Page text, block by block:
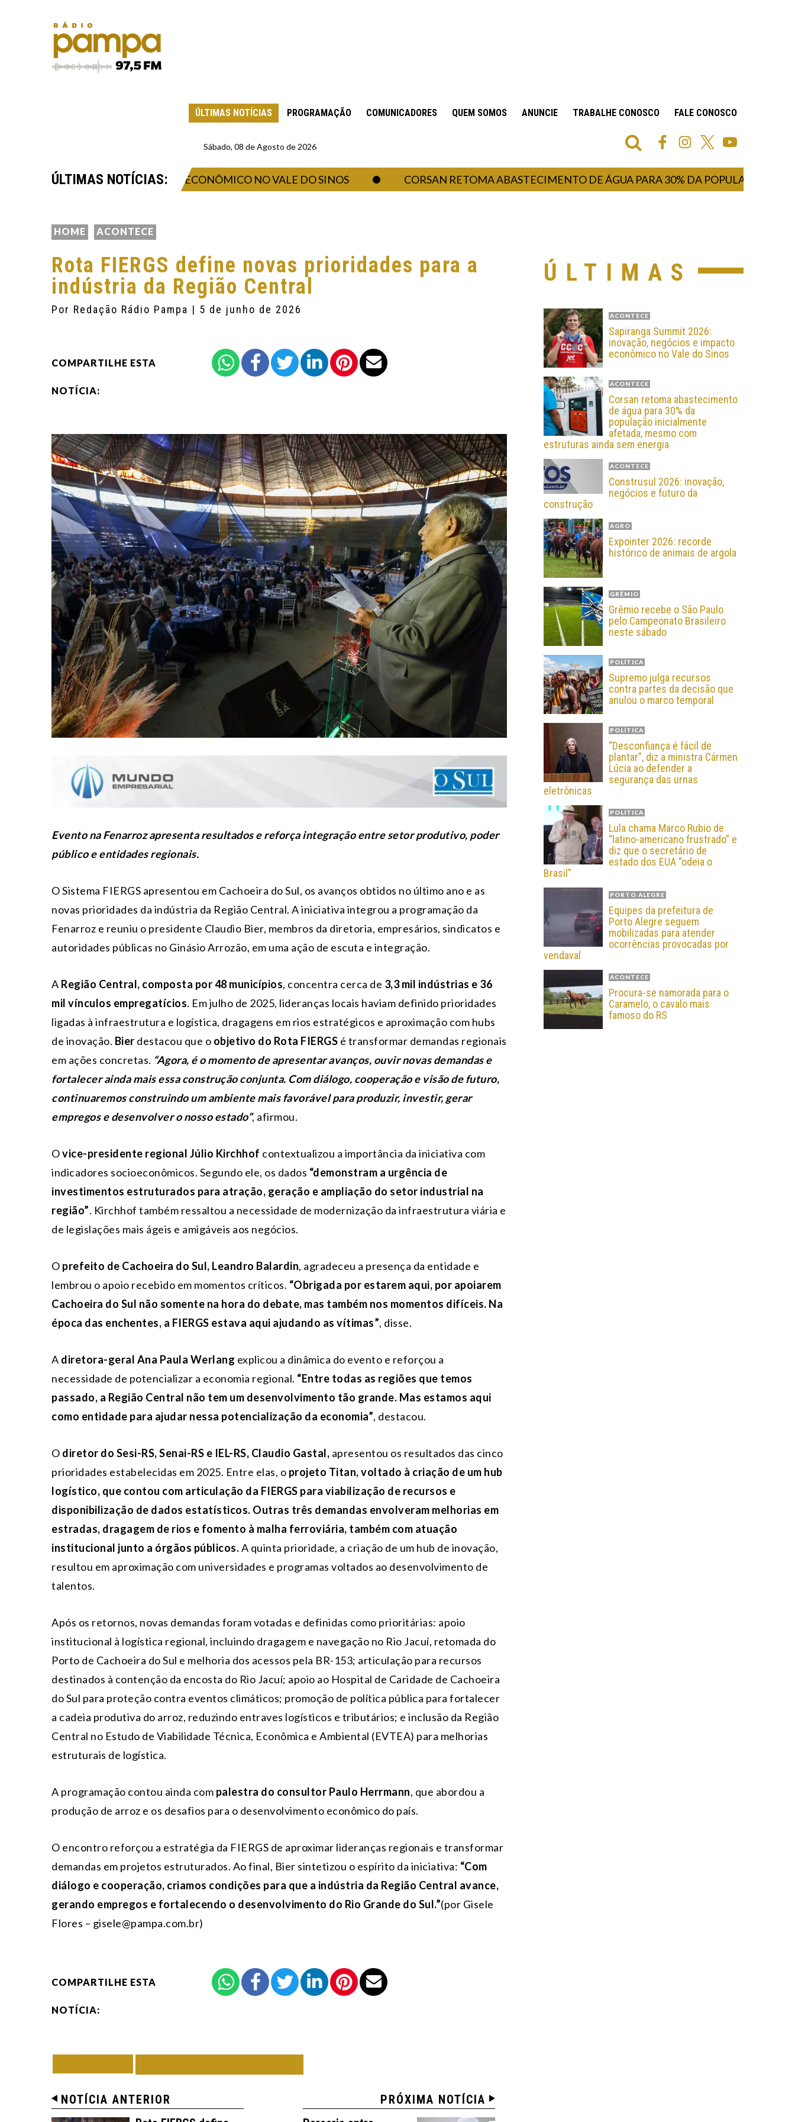
ÚLTIMAS NOTÍCIAS PROGRAMAÇÃO COMUNICADORES QUEM SOMOS ANUNCIE TRABALHE CONOSCO FALE CONOSCO
Sábado, 08 de Agosto de 2026
ÚLTIMAS NOTÍCIAS:
NEGÓCIOS E IMPACTO ECONÔMICO NO VALE DO SINOS CORSAN RETOMA ABASTECIMENTO DE ÁGUA PARA 30% DA POPULAÇÃO
HOME ACONTECE
Rota FIERGS define novas prioridades para a
indústria da Região Central
Por Redação Rádio Pampa | 5 de junho de 2026
COMPARTILHE ESTA
NOTÍCIA:
Evento na Fenarroz apresenta resultados e reforça integração entre setor produtivo, poder
público e entidades regionais.
O Sistema FIERGS apresentou em Cachoeira do Sul, os avanços obtidos no último ano e as
novas prioridades da indústria da Região Central. A iniciativa integrou a programação da
Fenarroz e reuniu o presidente Claudio Bier, membros da diretoria, empresários, sindicatos e
autoridades públicas no Ginásio Arrozão, em uma ação de escuta e integração.
A Região Central, composta por 48 municípios, concentra cerca de 3,3 mil indústrias e 36
mil vínculos empregatícios. Em julho de 2025, lideranças locais haviam definido prioridades
ligadas à infraestrutura e logística, dragagens em rios estratégicos e aproximação com hubs
de inovação. Bier destacou que o objetivo do Rota FIERGS é transformar demandas regionais
em ações concretas. “Agora, é o momento de apresentar avanços, ouvir novas demandas e
fortalecer ainda mais essa construção conjunta. Com diálogo, cooperação e visão de futuro,
continuaremos construindo um ambiente mais favorável para produzir, investir, gerar
empregos e desenvolver o nosso estado”, afirmou.
Ovice-presidente regional Júlio Kirchhof contextualizou a importância da iniciativa com
indicadores socioeconômicos. Segundo ele, os dados “demonstram a urgência de
investimentos estruturados para atração, geração e ampliação do setor industrial na
região”. Kirchhof também ressaltou a necessidade de modernização da infraestrutura viária e
de legislações mais ágeis e amigáveis aos negócios.
O prefeito de Cachoeira do Sul, Leandro Balardin, agradeceu a presença da entidade e
lembrou o apoio recebido em momentos críticos. “Obrigada por estarem aqui, por apoiarem
Cachoeira do Sul não somente na hora do debate, mas também nos momentos difíceis. Na
época das enchentes, a FIERGS estava aqui ajudando as vítimas”, disse.
A diretora-geral Ana Paula Werlang explicou a dinâmica do evento e reforçou a
necessidade de potencializar a economia regional. “Entre todas as regiões que temos
passado, a Região Central não tem um desenvolvimento tão grande. Mas estamos aqui
como entidade para ajudar nessa potencialização da economia”, destacou.
O diretor do Sesi-RS, Senai-RS e IEL-RS, Claudio Gastal, apresentou os resultados das cinco
prioridades estabelecidas em 2025. Entre elas, o projeto Titan, voltado à criação de um hub
logístico, que contou com articulação da FIERGS para viabilização de recursos e
disponibilização de dados estatísticos. Outras três demandas envolveram melhorias em
estradas, dragagem de rios e fomento à malha ferroviária, também com atuação
institucional junto a órgãos públicos.A quinta prioridade, a criação de um hub de inovação,
resultou em aproximação com universidades e programas voltados ao desenvolvimento de
talentos.
Após os retornos, novas demandas foram votadas e definidas como prioritárias: apoio
institucional à logística regional, incluindo dragagem e navegação no Rio Jacuí, retomada do
Porto de Cachoeira do Sul e melhoria dos acessos pela BR-153; articulação para recursos
destinados à contenção da encosta do Rio Jacuí; apoio ao Hospital de Caridade de Cachoeira
do Sul para proteção contra eventos climáticos; promoção de política pública para fortalecer
a cadeia produtiva do arroz, reduzindo entraves logísticos e tributários; e inclusão da Região
Central no Estudo de Viabilidade Técnica, Econômica e Ambiental (EVTEA) para melhorias
estruturais de logística.
A programação contou ainda com palestra do consultor Paulo Herrmann, que abordou a
produção de arroz e os desafios para o desenvolvimento econômico do país.
O encontro reforçou a estratégia da FIERGS de aproximar lideranças regionais e transformar
demandas em projetos estruturados. Ao final, Bier sintetizou o espírito da iniciativa: “Com
diálogo e cooperação, criamos condições para que a indústria da Região Central avance,
gerando empregos e fortalecendo o desenvolvimento do Rio Grande do Sul.”(por Gisele
Flores – gisele@pampa.com.br)
COMPARTILHE ESTA
NOTÍCIA:
NOTÍCIA ANTERIOR
PRÓXIMA NOTÍCIA
ÚLTIMAS
ACONTECE
Sapiranga Summit 2026:
inovação, negócios e impacto
econômico no Vale do Sinos
ACONTECE
Corsan retoma abastecimento
de água para 30% da
população inicialmente
afetada, mesmo com
estruturas ainda sem energia
ACONTECE
Construsul 2026: inovação,
negócios e futuro da
construção
AGRO
Expointer 2026: recorde
histórico de animais de argola
GRÊMIO
Grêmio recebe o São Paulo
pelo Campeonato Brasileiro
neste sábado
POLÍTICA
Supremo julga recursos
contra partes da decisão que
anulou o marco temporal
POLÍTICA
“Desconfiança é fácil de
plantar”, diz a ministra Cármen
Lúcia ao defender a
segurança das urnas
eletrônicas
POLÍTICA
Lula chama Marco Rubio de
“latino-americano frustrado” e
diz que o secretário de
estado dos EUA “odeia o
Brasil”
PORTO ALEGRE
Equipes da prefeitura de
Porto Alegre seguem
mobilizadas para atender
ocorrências provocadas por
vendaval
ACONTECE
Procura-se namorada para o
Caramelo, o cavalo mais
famoso do RS